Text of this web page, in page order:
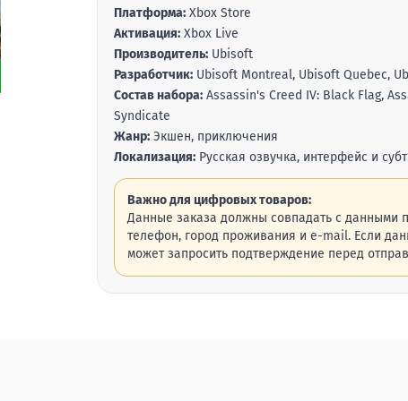
Платформа: Xbox Store
Активация: Xbox Live
Производитель: Ubisoft
Разработчик: Ubisoft Montreal, Ubisoft Quebec,
Состав набора: Assassin's Creed IV: Black Flag,
Syndicate
Жанр: Экшен, приключения
Локализация: Русская озвучка, интерфейс и
Важно для цифровых товаров:
Данные заказа должны совпадать с данными
телефон, город проживания и e-mail. Если
может запросить подтверждение перед